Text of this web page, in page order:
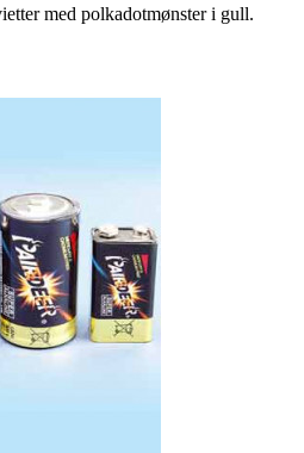
med polkadotmønster i gull.